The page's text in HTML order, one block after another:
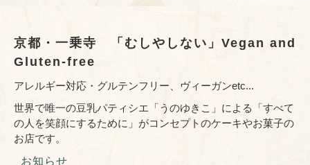
京都・一乗寺 「むしやしない」Vegan and
Gluten-free
アレルギー対応・グルテンフリー、ヴィーガンetc...
世界で唯一の豆乳パティシエ「うのゆきこ」による「すべて
の人を笑顔にするために」がコンセプトのケーキやお菓子の
お店です。
お知らせ